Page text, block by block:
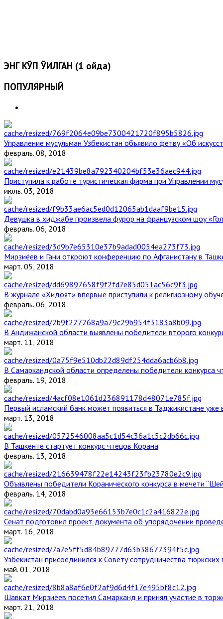
ЭНГ КЎП ЎҚИЛГАН (1 ойда)
ПОПУЛЯРНЫЙ
Управление мусульман Узбекистан объявило фетву «Об
февраль. 08, 2018
Приступила к работе туристическая фирма при Управлении
июль. 03, 2018
Девушка в хиджабе произвела фурор на французском шоу
февраль. 06, 2018
Мирзиёев и Гани откроют конференцию по Афганистану в
март. 05, 2018
В журнале «Хидоят» впервые приступили к религиозному
февраль. 06, 2018
В Андижанской области выявлены победители второго
март. 11, 2018
В Самаркандской области определены победители конкурса
февраль. 19, 2018
Первый исламский банк может появиться в Таджикистане уже
март. 13, 2018
В Ташкенте стартует конкурс чтецов Корана
февраль. 13, 2018
Объявлены победители Коранического конкурса в мечети
февраль. 14, 2018
Сенат подготовил проект документа об упорядочении
март. 16, 2018
Узбекистан присоединился к Совету сотрудничества тюркских
май. 01, 2018
Шавкат Мирзиёев посетил Самарканд и принял участие в
март. 21, 2018